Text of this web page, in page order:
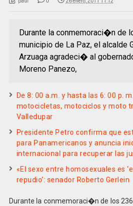
Durante la conmemoraci�n de
municipio de La Paz, el alcalde
Arzuaga agradeci� al
Moreno Panezo,
De 8: 00 a.m. y hasta las 6: 00 p.
motocicletas, motociclos y moto
Valledupar
Presidente Petro confirma que
para Panamericanos y anuncia
internacional para recuperar las
«El sexo entre homosexuales es
repudio’: senador Roberto Gerlein
Durante la conmemoraci�n de los